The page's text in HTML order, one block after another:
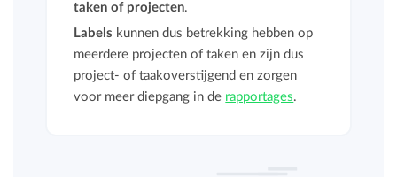
taken of projecten.
Labels kunnen dus betrekking hebben op
meerdere projecten of taken en zijn dus
project- of taakoverstijgend en zorgen
voor meer diepgang in de rapportages.